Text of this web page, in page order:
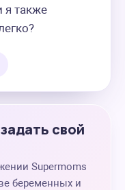
я также
свой
Supermoms
беременных и